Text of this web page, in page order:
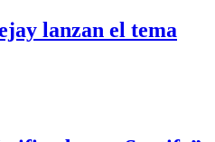
lanzan el tema